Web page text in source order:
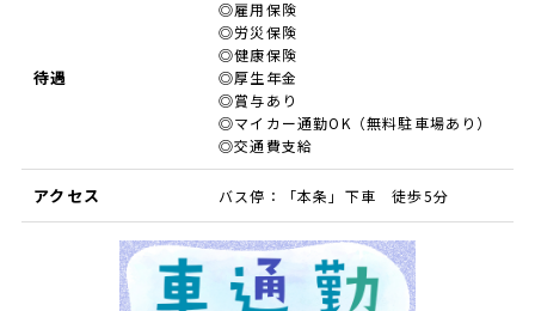
待遇
◎雇用保険
◎労災保険
◎健康保険
◎厚生年金
◎賞与あり
◎マイカー通勤OK（無料駐車場あり）
◎交通費支給
アクセス バス停：「本条」下車 徒歩5分